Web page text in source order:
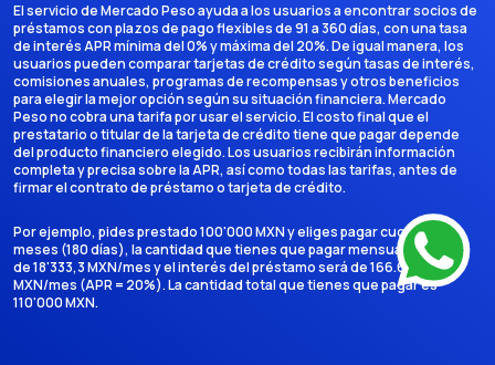
El servicio de Mercado Peso ayuda a los usuarios a encontrar socios de
préstamos con plazos de pago flexibles de 91 a 360 días, con una tasa
de interés APR mínima del 0% y máxima del 20%. De igual manera, los
usuarios pueden comparar tarjetas de crédito según tasas de interés,
comisiones anuales, programas de recompensas y otros beneficios
para elegir la mejor opción según su situación financiera. Mercado
Peso no cobra una tarifa por usar el servicio. El costo final que el
prestatario o titular de la tarjeta de crédito tiene que pagar depende
del producto financiero elegido. Los usuarios recibirán información
completa y precisa sobre la APR, así como todas las tarifas, antes de
firmar el contrato de préstamo o tarjeta de crédito.
Por ejemplo, pides prestado 100'000 MXN y eliges pagar cuotas en 6
meses (180 días), la cantidad que tienes que pagar mensualmente es
de 18'333,3 MXN/mes y el interés del préstamo será de 166.666,7
MXN/mes (APR = 20%). La cantidad total que tienes que pagar es
110'000 MXN.